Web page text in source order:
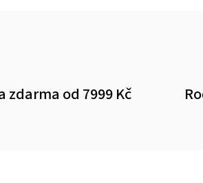
zdarma od 7999 Kč